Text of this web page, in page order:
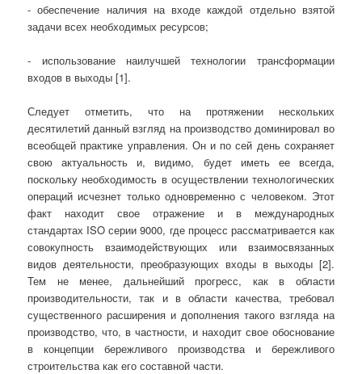
- обеспечение наличия на входе каждой отдельно взятой
задачи всех необходимых ресурсов;
- использование наилучшей технологии трансформации
входов в выходы [1].
Следует отметить, что на протяжении нескольких
десятилетий данный взгляд на производство доминировал во
всеобщей практике управления. Он и по сей день сохраняет
свою актуальность и, видимо, будет иметь ее всегда,
поскольку необходимость в осуществлении технологических
операций исчезнет только одновременно с человеком. Этот
факт находит свое отражение и в международных
стандартах ISO серии 9000, где процесс рассматривается как
совокупность взаимодействующих или взаимосвязанных
видов деятельности, преобразующих входы в выходы [2].
Тем не менее, дальнейший прогресс, как в области
производительности, так и в области качества, требовал
существенного расширения и дополнения такого взгляда на
производство, что, в частности, и находит свое обоснование
в концепции бережливого производства и бережливого
строительства как его составной части.